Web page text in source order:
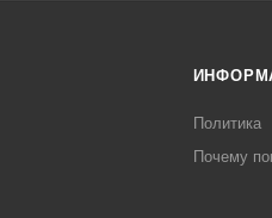
Политика
Почему